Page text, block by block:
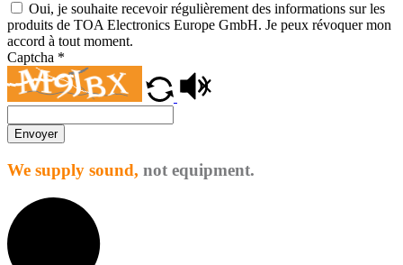
Oui, je souhaite recevoir régulièrement des informations sur les
produits de TOA Electronics Europe GmbH. Je peux révoquer mon
accord à tout moment.
Captcha *
Envoyer
We supply sound, not equipment.